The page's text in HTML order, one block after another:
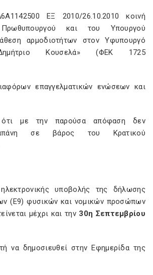
ΕΞ 2010/26.10.2010 κοινή
και του Υπουργού
αρμοδιοτήτων στον Υφυπουργό
Κουσελά» (ΦΕΚ 1725
επαγγελματικών ενώσεων και
με την παρούσα απόφαση δεν
σε βάρος του Κρατικού
υποβολής της δήλωσης
(Ε9) φυσικών και νομικών προσώπων
μέχρι και την 30η Σεπτεμβρίου
να δημοσιευθεί στην Εφημερίδα της